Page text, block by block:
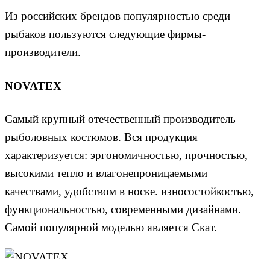
Из российских брендов популярностью среди
рыбаков пользуются следующие фирмы-
производители.
NOVATEX
Самый крупный отечественный производитель
рыболовных костюмов. Вся продукция
характеризуется: эргономичностью, прочностью,
высокими тепло и влагонепроницаемыми
качествами, удобством в носке. износостойкостью,
функциональностью, современными дизайнами.
Самой популярной моделью является Скат.